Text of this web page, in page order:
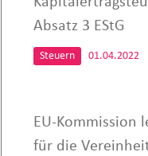
Absatz 3 EStG
Steuern 01.04.2022
EU-Kommission
für die